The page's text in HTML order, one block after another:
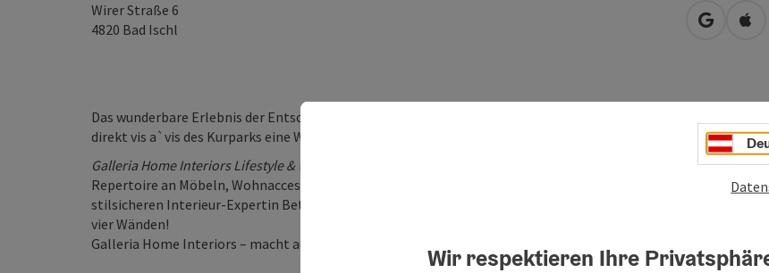
Wirer Straße 6
4820 Bad Ischl in Google
in
Das wunderbare Erlebnis der Entschleunigung, das Bad Ischl so reizvoll macht, hat in der Villa Dietrichstein
direkt vis a`vis des Kurparks eine Wohnadresse.
Galleria Home Interiors Lifestyle & Wohnen
– macht aus Räumen ein Zuhause! Schmökern Sie durch das reiche
Repertoire an Möbeln, Wohnaccessoires und Dekoartikeln der besonderen Art und lassen Sie sich von der
stilsicheren Interieur-Expertin Bettina Maria Schierl und Ihrem Team beraten – gerne auch in Ihren eigenen
vier Wänden!
Galleria Home Interiors – macht aus Räumen ein Zuhause!Wir respektieren Ihre